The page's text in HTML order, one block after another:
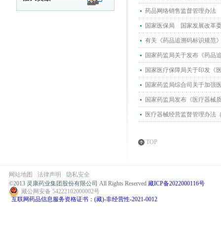
药品网络销售监督管理办法
国家医保局 国家发展改革
有关《药品追溯码标识规范
国家药监局关于发布《药品
国家医疗保障局关于印发《
国家药监局综合司关于加强
国家药监局发布《医疗器械
医疗器械经营监督管理办法
TOP
网站地图 法律声明
隐私安全
©2013 灵康药业集团股份有限公司 All Rights Reserved 藏ICP备2022000116号
藏公网安备 54222102000002号
互联网药品信息服务资格证书：(藏)-非经营性-2021-0012